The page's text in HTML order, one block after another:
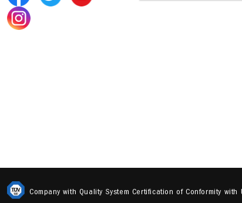
Company with Quality System Certification of Conformity with